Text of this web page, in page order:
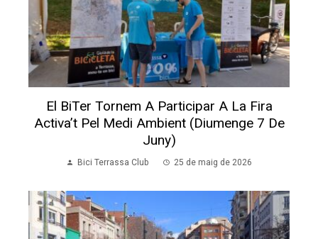
El BiTer Tornem A Participar A La Fira
Activa’t Pel Medi Ambient (diumenge 7 De
Juny)
Bici Terrassa Club 25 de maig de 2026